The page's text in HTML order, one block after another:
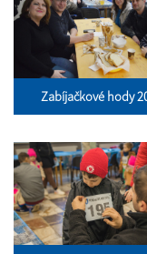
Zabíjačkové hody